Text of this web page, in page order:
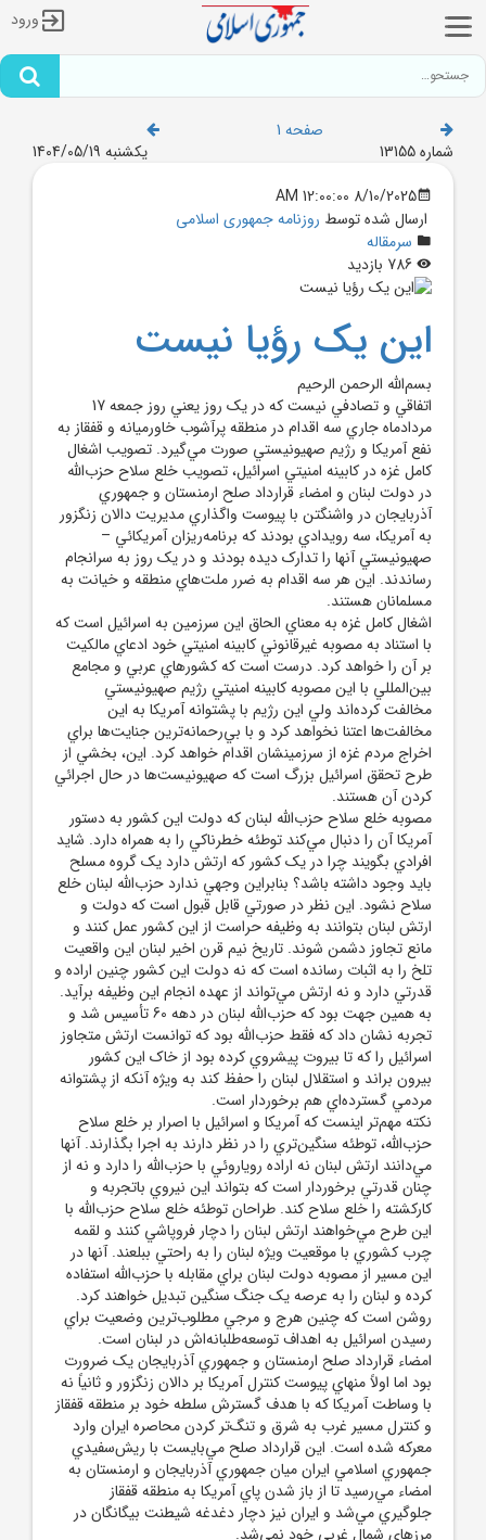
ورود
صفحه 1
شماره 13155
یکشنبه 1404/05/19
8/10/2025 12:00:00 AM
ارسال شده توسط روزنامه جمهوری اسلامی
سرمقاله
اين يک رؤيا نيست
بسم‌الله الرحمن الرحيم
اتفاقي و تصادفي نيست که در يک روز يعني روز جمعه 17
مردادماه جاري سه اقدام در منطقه پرآشوب خاورميانه و قفقاز به
نفع آمريکا و رژيم صهيونيستي صورت مي‌گيرد. تصويب اشغال
کامل غزه در کابينه امنيتي اسرائيل، تصويب خلع ‌سلاح حزب‌الله
در دولت لبنان و امضاء قرارداد صلح ارمنستان و جمهوري
آذربايجان در واشنگتن با پيوست واگذاري مديريت دالان زنگزور
به آمريکا، سه رويدادي بودند که برنامه‌ريزان آمريکائي –
صهيونيستي آنها را تدارک ديده بودند و در يک روز به سرانجام
رساندند. اين هر سه اقدام به ضرر ملت‌هاي منطقه و خيانت به
مسلمانان هستند.
اشغال کامل غزه به معناي الحاق اين سرزمين به اسرائيل است که
با استناد به مصوبه غيرقانوني کابينه امنيتي خود ادعاي مالکيت
بر آن را خواهد کرد. درست است که کشورهاي عربي و مجامع
بين‌المللي با اين مصوبه کابينه امنيتي رژيم صهيونيستي
مخالفت کرده‌اند ولي اين رژيم با پشتوانه آمريکا به اين
مخالفت‌ها اعتنا نخواهد کرد و با بي‌رحمانه‌ترين جنايت‌ها براي
اخراج مردم غزه از سرزمينشان اقدام خواهد کرد. اين، بخشي از
طرح تحقق اسرائيل بزرگ است که صهيونيست‌ها در حال اجرائي
کردن آن هستند.
مصوبه خلع سلاح حزب‌الله لبنان که دولت اين کشور به دستور
آمريکا آن را دنبال مي‌کند توطئه خطرناکي را به همراه دارد. شايد
افرادي بگويند چرا در يک کشور که ارتش دارد يک گروه مسلح
باید وجود داشته باشد؟ بنابراين وجهي ندارد حزب‌الله لبنان خلع
سلاح نشود. اين نظر در صورتي قابل قبول است که دولت و
ارتش لبنان بتوانند به وظيفه حراست از اين کشور عمل کنند و
مانع تجاوز دشمن شوند. تاريخ نيم قرن اخير لبنان اين واقعيت
تلخ را به اثبات رسانده است که نه دولت اين کشور چنين اراده و
قدرتي دارد و نه ارتش مي‌تواند از عهده انجام اين وظيفه برآيد.
به همين جهت بود که حزب‌الله لبنان در دهه 60 تأسيس شد و
تجربه نشان داد که فقط حزب‌الله بود که توانست ارتش متجاوز
اسرائيل را که تا بيروت پيشروي کرده بود از خاک اين کشور
بيرون براند و استقلال لبنان را حفظ کند به ويژه آنکه از پشتوانه
مردمي گسترده‌اي هم برخوردار است.
نکته مهم‌تر اينست که آمريکا و اسرائيل با اصرار بر خلع سلاح
حزب‌الله، توطئه سنگين‌تري را در نظر دارند به اجرا بگذارند. آنها
مي‌دانند ارتش لبنان نه اراده روياروئي با حزب‌الله را دارد و نه از
چنان قدرتي برخوردار است که بتواند اين نيروي باتجربه و
کارکشته را خلع سلاح کند. طراحان توطئه خلع سلاح حزب‌الله با
اين طرح مي‌خواهند ارتش لبنان را دچار فروپاشي کنند و لقمه
چرب کشوري با موقعيت ويژه لبنان را به راحتي ببلعند. آنها در
اين مسير از مصوبه دولت لبنان براي مقابله با حزب‌الله استفاده
کرده و لبنان را به عرصه يک جنگ سنگين تبديل خواهند کرد.
روشن است که چنين هرج و مرجي مطلوب‌ترين وضعيت براي
رسيدن اسرائيل به اهداف توسعه‌طلبانه‌اش در لبنان است.
امضاء قرارداد صلح ارمنستان و جمهوري آذربايجان يک ضرورت
بود اما اولاً منهاي پيوست کنترل آمريکا بر دالان زنگزور و ثانياً نه
با وساطت آمريکا که با هدف گسترش سلطه خود بر منطقه قفقاز
و کنترل مسير غرب به شرق و تنگ‌تر کردن محاصره ايران وارد
معرکه شده است. اين قرارداد صلح مي‌بايست با ريش‌سفيدي
جمهوري اسلامي ايران ميان جمهوري آذربايجان و ارمنستان به
امضاء مي‌رسيد تا از باز شدن پاي آمريکا به منطقه قفقاز
جلوگيري مي‌شد و ايران نيز دچار دغدغه شيطنت بيگانگان در
مرزهاي شمال غربي خود نمي‌شد.